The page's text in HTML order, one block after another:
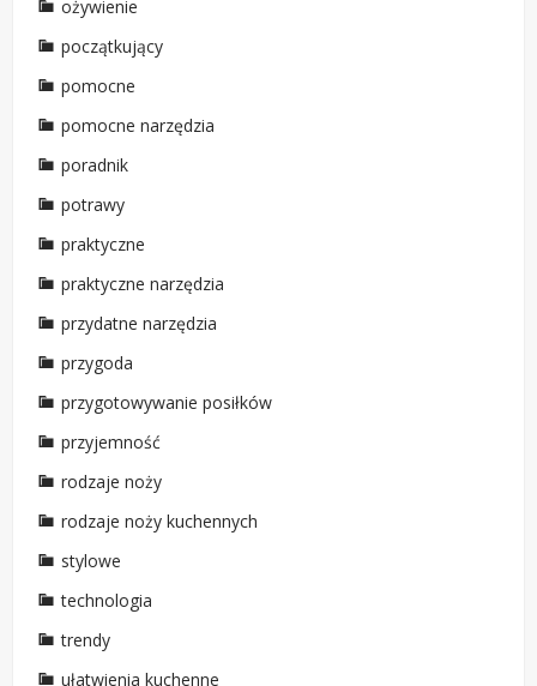
ożywienie
początkujący
pomocne
pomocne narzędzia
poradnik
potrawy
praktyczne
praktyczne narzędzia
przydatne narzędzia
przygoda
przygotowywanie posiłków
przyjemność
rodzaje noży
rodzaje noży kuchennych
stylowe
technologia
trendy
ułatwienia kuchenne